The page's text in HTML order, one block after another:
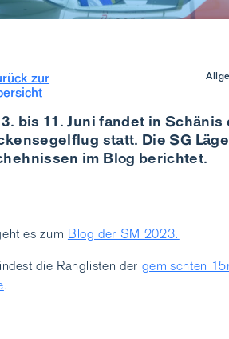
zur
bis 11. Juni fandet in
statt. Die SG
im Blog berichtet.
es zum Blog der SM 2023.
die Ranglisten der gemischten
.